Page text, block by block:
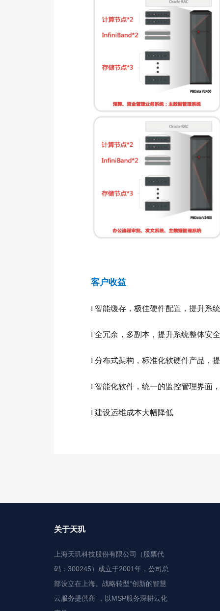
客户收益
l 智能缓存，极佳硬件配置，提升系
l 全冗余，多副本，提升系统整体安全
l 分布式架构，标准化软硬件产品，
l 智能化软件，统一的监控管理界面
l 建设运维成本大幅降低
关于天玑
上海天玑科技股份有限公司（股票代
码：300245）成立于2001年，公司总
部设立在上海。战略转型“创新的智慧
云服务提供商”，以MSP服务深耕云化